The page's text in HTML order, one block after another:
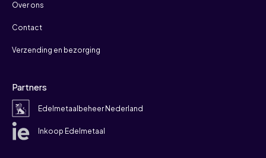
Over ons
Contact
Verzending en bezorging
Partners
Edelmetaalbeheer Nederland
Inkoop Edelmetaal